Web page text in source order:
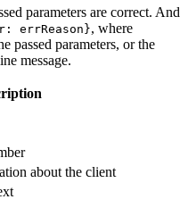
parameters are correct. And
, where
passed parameters, or the
message.
about the client